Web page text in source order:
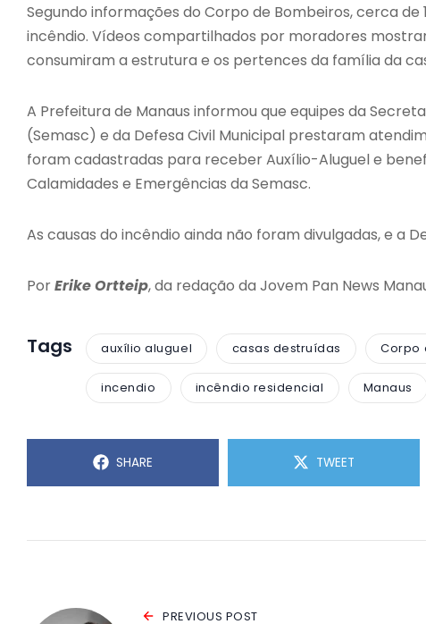
Segundo informações do Corpo de Bombeiros, cerca
incêndio. Vídeos compartilhados por moradores
consumiram a estrutura e os pertences da família da
A Prefeitura de Manaus informou que equipes da
(Semasc) e da Defesa Civil Municipal prestaram
foram cadastradas para receber Auxílio-Aluguel e
Calamidades e Emergências da Semasc.
As causas do incêndio ainda não foram divulgadas, e a
PorErike Ortteip, da redação da Jovem Pan News
Tags auxílio aluguel casas destruídas Corpo
incendio incêndio residencial Manaus
SHARE TWEET
PREVIOUS POST